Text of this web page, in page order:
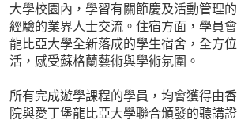
大學校園內，學習有關節慶及活動管理
經驗的業界人士交流。住宿方面，學員
龍比亞大學全新落成的學生宿舍，全方
活，感受蘇格蘭藝術與學術氛圍。
所有完成遊學課程的學員，均會獲得由
院與愛丁堡龍比亞大學聯合頒發的聽講